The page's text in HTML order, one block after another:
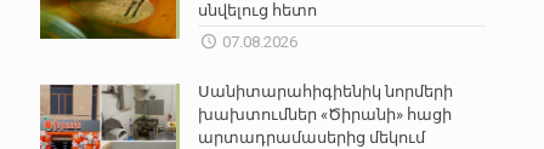
սնվելուց հետո
07.08.2026
Սանիտարահիգիենիկ նորմերի
խախտումներ «Ծիրանի» հացի
արտադրամասերից մեկում